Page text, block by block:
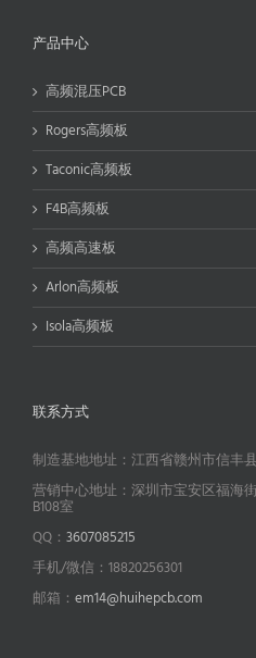
产品中心
高频混压PCB
Rogers高频板
Taconic高频板
F4B高频板
高频高速板
Arlon高频板
Isola高频板
联系方式
制造基地地址：江西省赣州市信丰
营销中心地址：深圳市宝安区福海
B108室
QQ： 3607085215
手机/微信：18820256301
邮箱： em14@huihepcb.com